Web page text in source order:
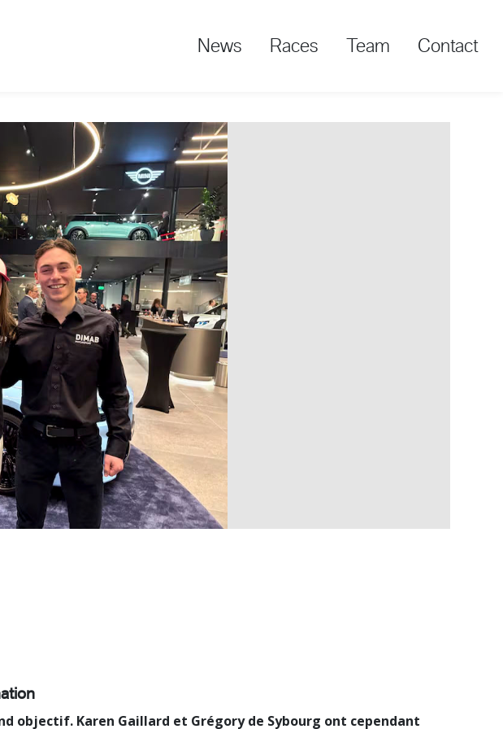
News Races Team Contact
objectif. Karen Gaillard et Grégory de Sybourg ont cependant